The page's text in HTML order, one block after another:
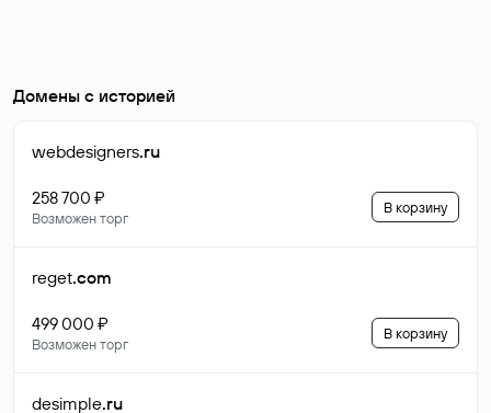
Домены с историей
webdesigners.ru
258 700 ₽
Возможен торг
В корзину
reget.com
499 000 ₽
Возможен торг
В корзину
desimple.ru